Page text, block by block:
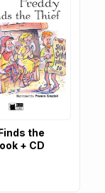
the
+ CD